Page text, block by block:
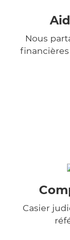
Nous
Casier